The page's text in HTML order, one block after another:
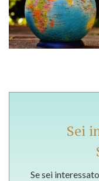
Sei
Se sei